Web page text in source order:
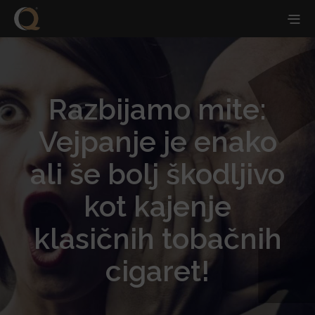
Razbijamo mite:
Vejpanje je enako
ali še bolj škodljivo
kot kajenje
klasičnih tobačnih
cigaret!